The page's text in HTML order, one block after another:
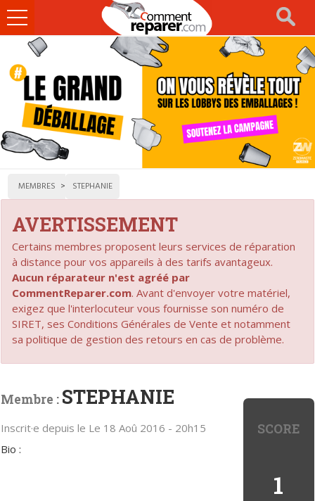
Ouvrir
le
menu
MEMBRES STEPHANIE
AVERTISSEMENT
Certains membres proposent leurs services de réparation
à distance pour vos appareils à des tarifs avantageux.
Aucun réparateur n'est agréé par
CommentReparer.com. Avant d'envoyer votre matériel,
exigez que l'interlocuteur vous fournisse son numéro de
SIRET, ses Conditions Générales de Vente et notamment
sa politique de gestion des retours en cas de problème.
SCORE
1
Membre : STEPHANIE
Inscrit·e depuis le Le 18 Aoû 2016 - 20h15
Bio :